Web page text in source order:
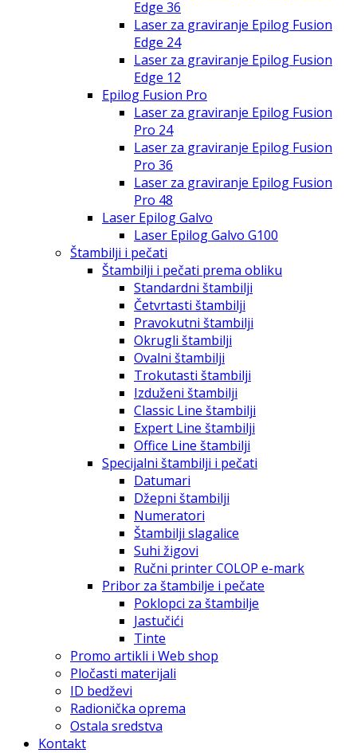
Edge 36
Laser za graviranje Epilog Fusion
Edge 24
Laser za graviranje Epilog Fusion
Edge 12
Epilog Fusion Pro
Laser za graviranje Epilog Fusion
Pro 24
Laser za graviranje Epilog Fusion
Pro 36
Laser za graviranje Epilog Fusion
Pro 48
Laser Epilog Galvo
Laser Epilog Galvo G100
Štambilji i pečati
Štambilji i pečati prema obliku
Standardni štambilji
Četvrtasti štambilji
Pravokutni štambilji
Okrugli štambilji
Ovalni štambilji
Trokutasti štambilji
Izduženi štambilji
Classic Line štambilji
Expert Line štambilji
Office Line štambilji
Specijalni štambilji i pečati
Datumari
Džepni štambilji
Numeratori
Štambilji slagalice
Suhi žigovi
Ručni printer COLOP e-mark
Pribor za štambilje i pečate
Poklopci za štambilje
Jastučići
Tinte
Promo artikli i Web shop
Pločasti materijali
ID bedževi
Radionička oprema
Ostala sredstva
Kontakt